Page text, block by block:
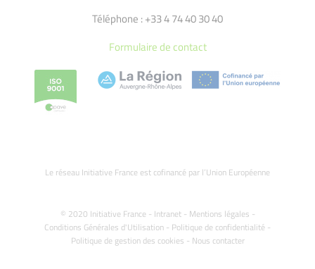
Téléphone : +33 4 74 40 30 40
Formulaire de contact
Le réseau Initiative France est cofinancé par l’Union Européenne
© 2020 Initiative France - Intranet- Mentions légales -
Conditions Générales d'Utilisation - Politique de confidentialité -
Politique de gestion des cookies - Nous contacter